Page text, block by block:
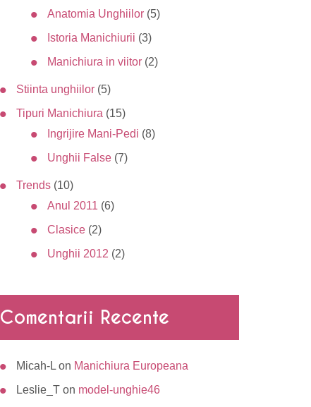
Anatomia Unghiilor (5)
Istoria Manichiurii (3)
Manichiura in viitor (2)
Stiinta unghiilor (5)
Tipuri Manichiura (15)
Ingrijire Mani-Pedi (8)
Unghii False (7)
Trends (10)
Anul 2011 (6)
Clasice (2)
Unghii 2012 (2)
Comentarii Recente
Micah-L on Manichiura Europeana
Leslie_T on model-unghie46